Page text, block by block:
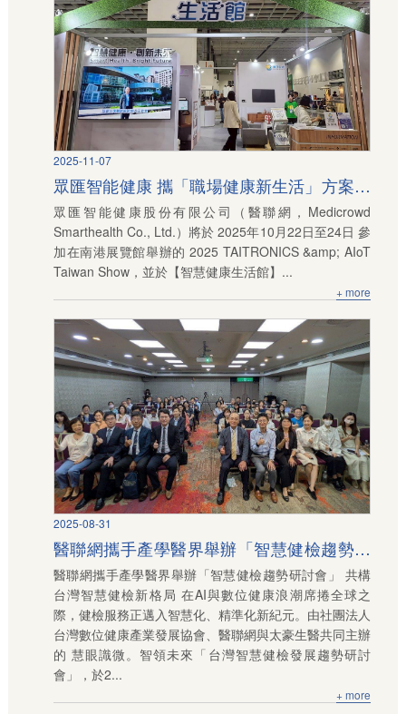
2025-11-07
眾匯智能健康 攜「職場健康新生活」方案亮
相 2025 TAITRONICS & AIoT Taiwan Show
眾匯智能健康股份有限公司（醫聯網，Medicrowd
Smarthealth Co., Ltd.）將於 2025年10月22日至24日 參
加在南港展覽館舉辦的 2025 TAITRONICS &amp; AIoT
Taiwan Show，並於【智慧健康生活館】...
+ more
2025-08-31
醫聯網攜手產學醫界舉辦「智慧健檢趨勢研
討會」 共構台灣智慧健檢新格局
醫聯網攜手產學醫界舉辦「智慧健檢趨勢研討會」 共構
台灣智慧健檢新格局 在AI與數位健康浪潮席捲全球之
際，健檢服務正邁入智慧化、精準化新紀元。由社團法人
台灣數位健康產業發展協會、醫聯網與太豪生醫共同主辦
的 慧眼識微。智領未來「台灣智慧健檢發展趨勢研討
會」，於2...
+ more